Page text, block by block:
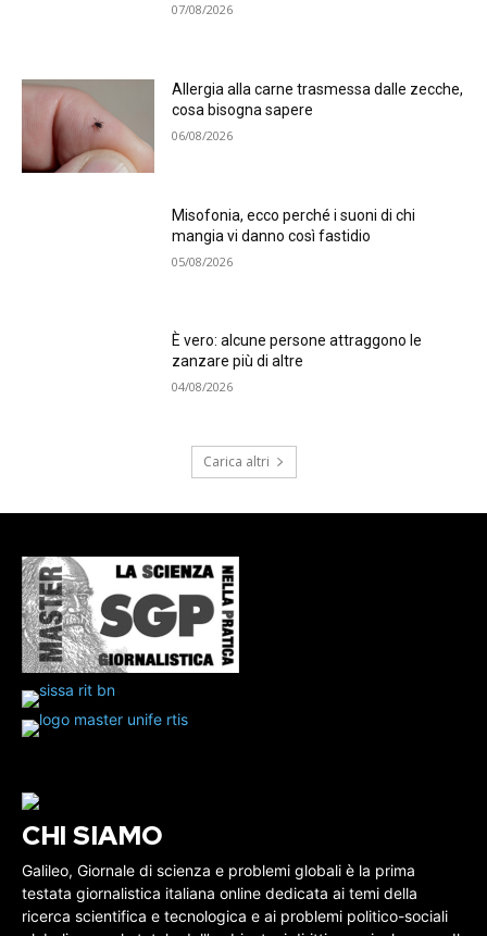
07/08/2026
Allergia alla carne trasmessa dalle zecche,
cosa bisogna sapere
06/08/2026
Misofonia, ecco perché i suoni di chi
mangia vi danno così fastidio
05/08/2026
È vero: alcune persone attraggono le
zanzare più di altre
04/08/2026
Carica altri
CHI SIAMO
Galileo, Giornale di scienza e problemi globali è la prima
testata giornalistica italiana online dedicata ai temi della
ricerca scientifica e tecnologica e ai problemi politico-sociali